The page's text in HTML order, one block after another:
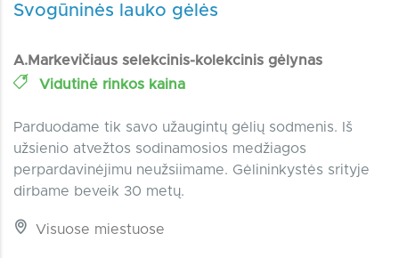
Svogūninės lauko gėlės
A.Markevičiaus selekcinis-kolekcinis gėlynas
Vidutinė rinkos kaina
Parduodame tik savo užaugintų gėlių sodmenis. Iš
užsienio atvežtos sodinamosios medžiagos
perpardavinėjimu neužsiimame. Gėlininkystės srityje
dirbame beveik 30 metų.
Visuose miestuose